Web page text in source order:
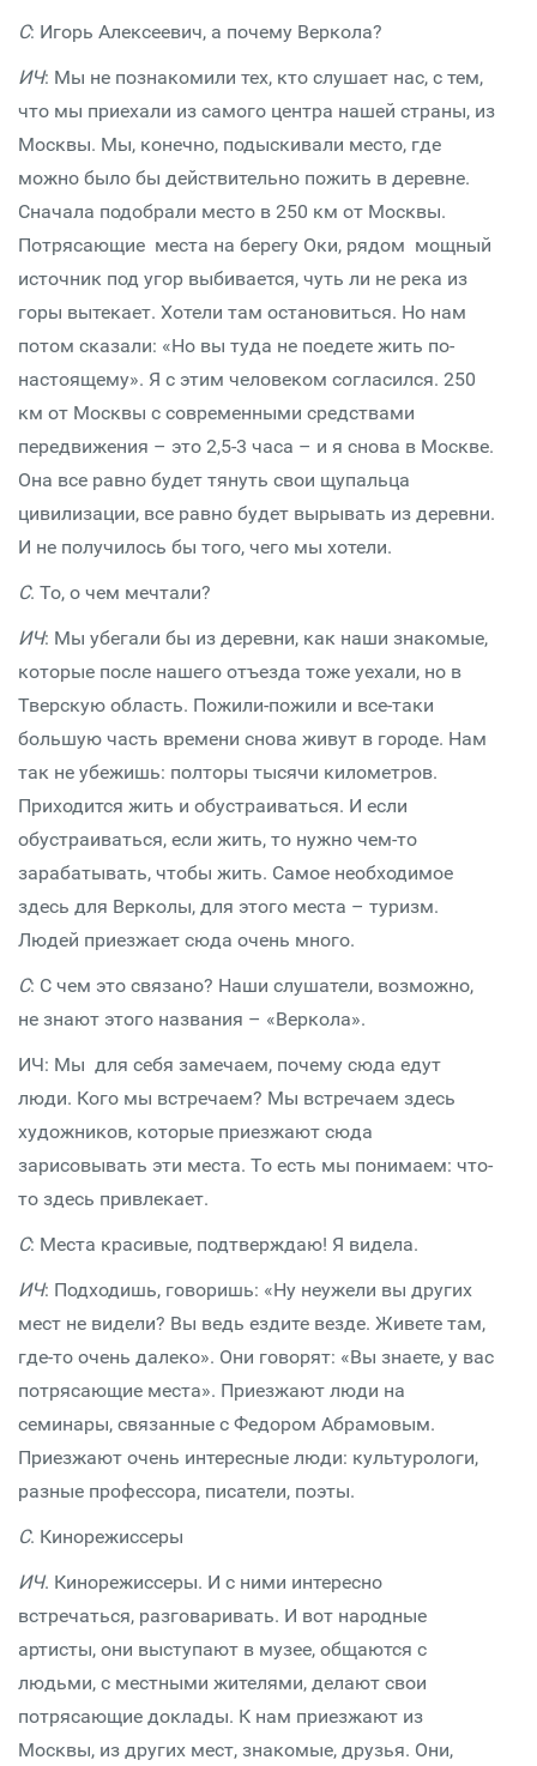
С: Игорь Алексеевич, а почему Веркола?
ИЧ: Мы не познакомили тех, кто слушает нас, с тем,
что мы приехали из самого центра нашей страны, из
Москвы. Мы, конечно, подыскивали место, где
можно было бы действительно пожить в деревне.
Сначала подобрали место в 250 км от Москвы.
Потрясающие места на берегу Оки, рядом мощный
источник под угор выбивается, чуть ли не река из
горы вытекает. Хотели там остановиться. Но нам
потом сказали: «Но вы туда не поедете жить по-
настоящему». Я с этим человеком согласился. 250
км от Москвы с современными средствами
передвижения – это 2,5-3 часа – и я снова в Москве.
Она все равно будет тянуть свои щупальца
цивилизации, все равно будет вырывать из деревни.
И не получилось бы того, чего мы хотели.
С. То, о чем мечтали?
ИЧ: Мы убегали бы из деревни, как наши знакомые,
которые после нашего отъезда тоже уехали, но в
Тверскую область. Пожили-пожили и все-таки
большую часть времени снова живут в городе. Нам
так не убежишь: полторы тысячи километров.
Приходится жить и обустраиваться. И если
обустраиваться, если жить, то нужно чем-то
зарабатывать, чтобы жить. Самое необходимое
здесь для Верколы, для этого места – туризм.
Людей приезжает сюда очень много.
С: С чем это связано? Наши слушатели, возможно,
не знают этого названия – «Веркола».
ИЧ: Мы для себя замечаем, почему сюда едут
люди. Кого мы встречаем? Мы встречаем здесь
художников, которые приезжают сюда
зарисовывать эти места. То есть мы понимаем: что-
то здесь привлекает.
С: Места красивые, подтверждаю! Я видела.
ИЧ: Подходишь, говоришь: «Ну неужели вы других
мест не видели? Вы ведь ездите везде. Живете там,
где-то очень далеко». Они говорят: «Вы знаете, у вас
потрясающие места». Приезжают люди на
семинары, связанные с Федором Абрамовым.
Приезжают очень интересные люди: культурологи,
разные профессора, писатели, поэты.
С. Кинорежиссеры
ИЧ. Кинорежиссеры. И с ними интересно
встречаться, разговаривать. И вот народные
артисты, они выступают в музее, общаются с
людьми, с местными жителями, делают свои
потрясающие доклады. К нам приезжают из
Москвы, из других мест, знакомые, друзья. Они,